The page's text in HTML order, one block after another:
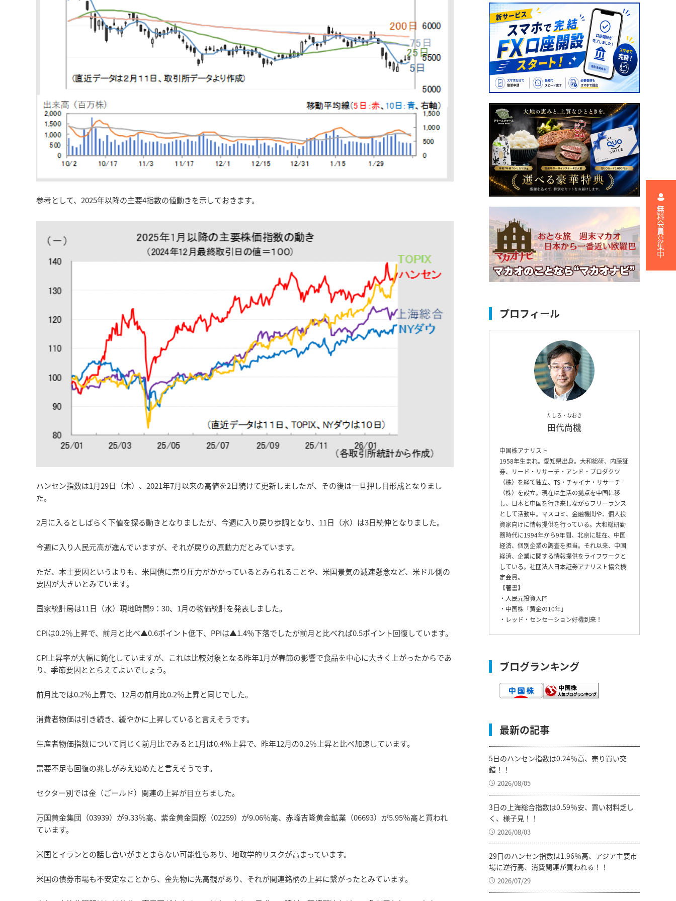
参考として、2025年以降の主要4指数の値動きを示しておきます。
ハンセン指数は1月29日（木）、2021年7月以来の高値を2日続けて更新しましたが、その後は一旦押し目形成となりまし
た。
2月に入るとしばらく下値を探る動きとなりましたが、今週に入り戻り歩調となり、11日（水）は3日続伸となりました。
今週に入り人民元高が進んでいますが、それが戻りの原動力だとみています。
ただ、本土要因というよりも、米国債に売り圧力がかかっているとみられることや、米国景気の減速懸念など、米ドル側の
要因が大きいとみています。
国家統計局は11日（水）現地時間9：30、1月の物価統計を発表しました。
CPIは0.2％上昇で、前月と比べ▲0.6ポイント低下、PPIは▲1.4％下落でしたが前月と比べれば0.5ポイント回復しています。
CPI上昇率が大幅に鈍化していますが、これは比較対象となる昨年1月が春節の影響で食品を中心に大きく上がったからであ
り、季節要因ととらえてよいでしょう。
前月比では0.2％上昇で、12月の前月比0.2％上昇と同じでした。
消費者物価は引き続き、緩やかに上昇していると言えそうです。
生産者物価指数について同じく前月比でみると1月は0.4％上昇で、昨年12月の0.2％上昇と比べ加速しています。
需要不足も回復の兆しがみえ始めたと言えそうです。
セクター別では金（ごールド）関連の上昇が目立ちました。
万国黄金集団（03939）が9.33％高、紫金黄金国際（02259）が9.06％高、赤峰吉隆黄金鉱業（06693）が5.95％高と買われ
ています。
米国とイランとの話し合いがまとまらない可能性もあり、地政学的リスクが高まっています。
米国の債券市場も不安定なことから、金先物に先高観があり、それが関連銘柄の上昇に繋がったとみています。
プロフィール
たしろ・なおき
田代尚機
中国株アナリスト
1958年生まれ。愛知県出身。大和総研、内藤証
券、リード・リサーチ・アンド・プロダクツ
（株）を経て独立、TS・チャイナ・リサーチ
（株）を設立。現在は生活の拠点を中国に移
し、日本と中国を行き来しながらフリーランス
として活動中。マスコミ、金融機関や、個人投
資家向けに情報提供を行っている。大和総研勤
務時代に1994年から9年間、北京に駐在、中国
経済、個別企業の調査を担当。それ以来、中国
経済、企業に関する情報提供をライフワークと
している。社団法人日本証券アナリスト協会検
定会員。
【著書】
・人民元投資入門
・中国株「黄金の10年」
・レッド・センセーション好機到来！
ブログランキング
最新の記事
5日のハンセン指数は0.24％高、売り買い交
錯！！
2026/08/05
3日の上海総合指数は0.59％安、買い材料乏し
く、様子見！！
2026/08/03
29日のハンセン指数は1.96％高、アジア主要市
場に逆行高、消費関連が買われる！！
2026/07/29
無料会員募集中